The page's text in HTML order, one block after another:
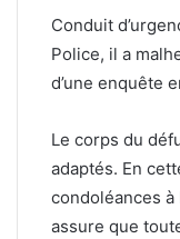
Conduit
Police, il a
d’une enquête
Le corps du
adaptés. En
condoléances à
assure que